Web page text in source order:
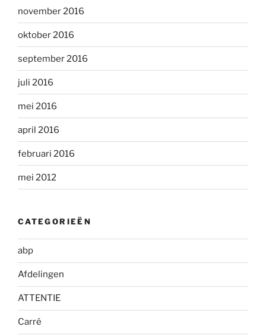
november 2016
oktober 2016
september 2016
juli 2016
mei 2016
april 2016
februari 2016
mei 2012
CATEGORIEËN
abp
Afdelingen
ATTENTIE
Carré